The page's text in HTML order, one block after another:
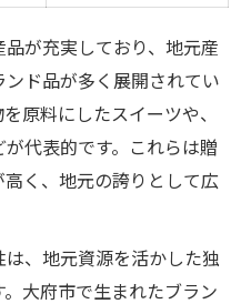
が充実しており、地元産
ド品が多く展開されてい
原料にしたスイーツや、
代表的です。これらは贈
く、地元の誇りとして広
、地元資源を活かした独
大府市で生まれたブラン